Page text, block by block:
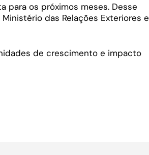
para os próximos meses. Desse
das Relações Exteriores e
de crescimento e impacto